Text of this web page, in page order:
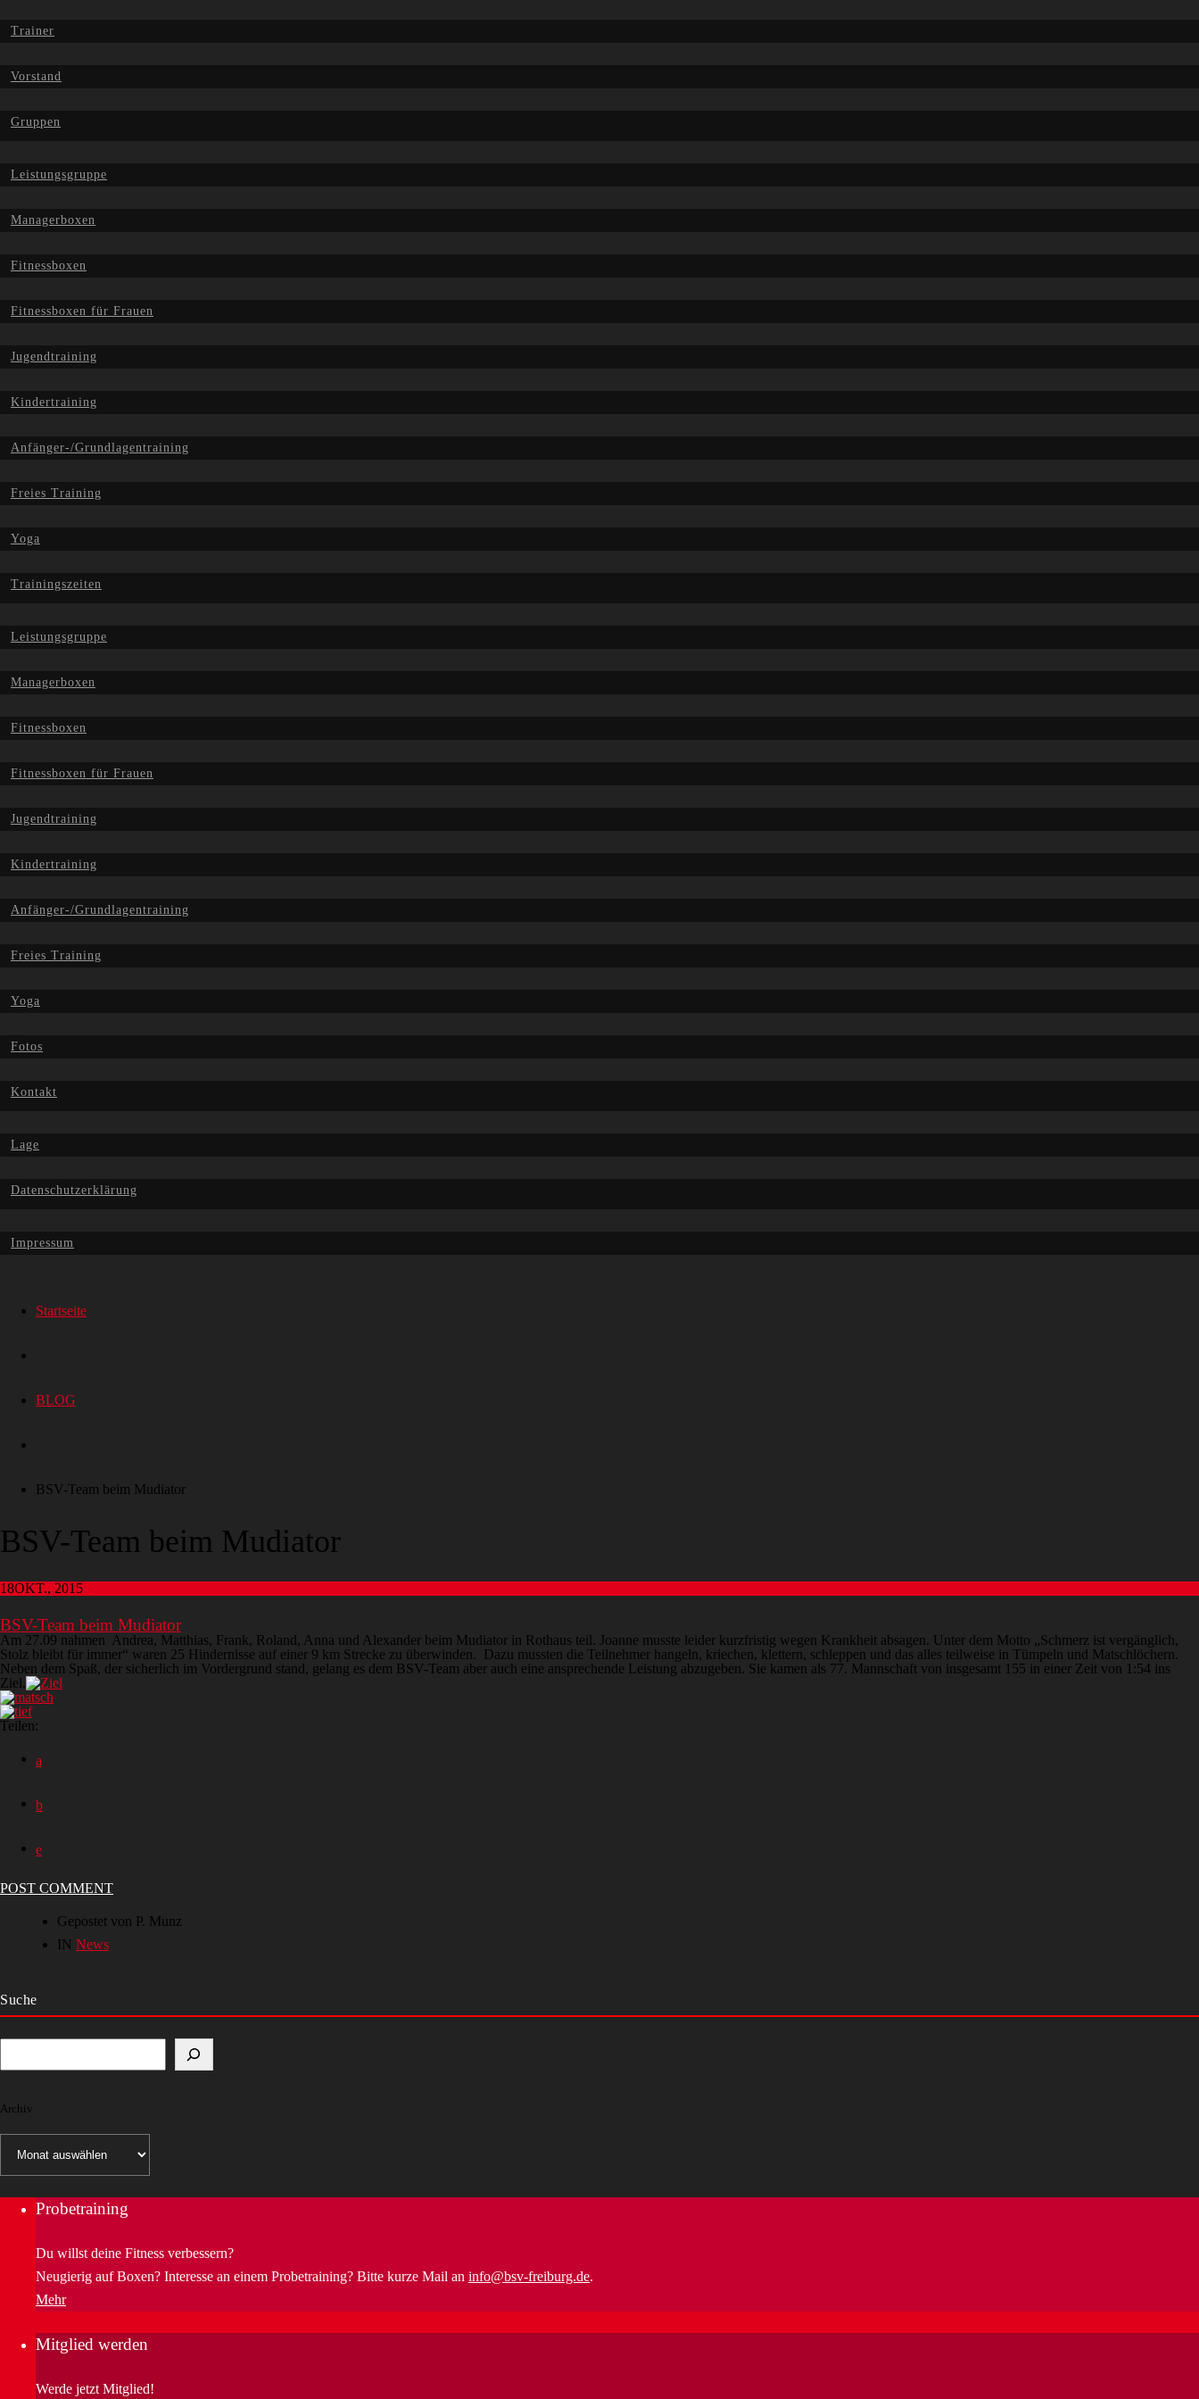
Trainer
Vorstand
Gruppen
Leistungsgruppe
Managerboxen
Fitnessboxen
Fitnessboxen für Frauen
Jugendtraining
Kindertraining
Anfänger-/Grundlagentraining
Freies Training
Yoga
Trainingszeiten
Leistungsgruppe
Managerboxen
Fitnessboxen
Fitnessboxen für Frauen
Jugendtraining
Kindertraining
Anfänger-/Grundlagentraining
Freies Training
Yoga
Fotos
Kontakt
Lage
Datenschutzerklärung
Impressum
Startseite
BLOG
BSV-Team beim Mudiator
BSV-Team beim Mudiator
18OKT., 2015
BSV-Team beim Mudiator
Am 27.09 nahmen Andrea, Matthias, Frank, Roland, Anna und Alexander beim Mudiator in Rothaus teil. Joanne musste leider kurzfristig wegen Krankheit absagen. Unter dem Motto „Schmerz ist vergänglich,
Stolz bleibt für immer“ waren 25 Hindernisse auf einer 9 km Strecke zu überwinden. Dazu mussten die Teilnehmer hangeln, kriechen, klettern, schleppen und das alles teilweise in Tümpeln und Matschlöchern.
Neben dem Spaß, der sicherlich im Vordergrund stand, gelang es dem BSV-Team aber auch eine ansprechende Leistung abzugeben. Sie kamen als 77. Mannschaft von insgesamt 155 in einer Zeit von 1:54 ins
Ziel.
Teilen:
POST COMMENT
Gepostet von P. Munz
IN News
Suche
Archiv
Archiv
Probetraining
Du willst deine Fitness verbessern?
Neugierig auf Boxen? Interesse an einem Probetraining? Bitte kurze Mail an info@bsv-freiburg.de.
Mehr
Mitglied werden
Werde jetzt Mitglied!